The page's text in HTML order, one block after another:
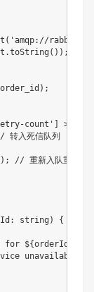
( 'amqp://rabbitmq'
.toString ( ) ) ;
order_id ) ;
count' ] >=
转入死信队列
) ;
// 重新入队重试
: string )
{
for ${orderId
unavailable');